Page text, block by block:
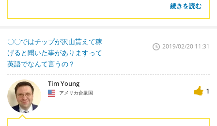
続きを読む
〇〇ではチップが沢山貰えて稼
げると聞いた事がありますって
英語でなんて言うの？
2019/02/20 11:31
Tim Young
アメリカ合衆国 1